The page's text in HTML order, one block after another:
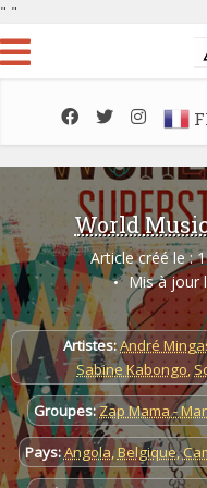
" "
World
Article créé le :
Mis à jour
Artistes:André
Sabine Kabongo,
Groupes:Zap Mama -
Pays:Angola,Belgique,